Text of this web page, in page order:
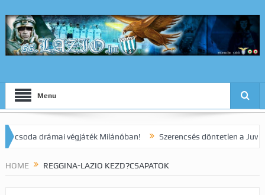
Menu
drámai végjáték Milánóban! Szerencsés döntetlen a Juve
HOME REGGINA-LAZIO KEZD?CSAPATOK